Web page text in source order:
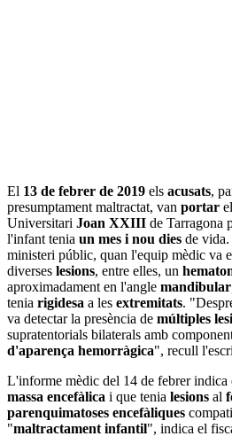
El 13 de febrer de 2019 els acusats,
presumptament maltractat, van portar el
Universitari Joan XXIII de Tarragona
l'infant tenia un mes i nou dies de
ministeri públic, quan l'equip mèdic va
diverses lesions, entre elles, un
aproximadament en l'angle mandibular
tenia rigidesa a les extremitats.
va detectar la presència de múltiples
supratentorials bilaterals amb
d'aparença hemorràgica", recull
L'informe mèdic del 14 de febrer indica
massa encefàlica i que tenia lesions al
parenquimatoses encefàliques
"maltractament infantil", indica el